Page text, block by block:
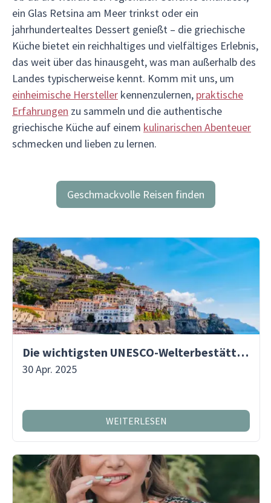
ein Glas Retsina am Meer trinkst oder ein
jahrhundertealtes Dessert genießt – die griechische
Küche bietet ein reichhaltiges und vielfältiges Erlebnis,
das weit über das hinausgeht, was man außerhalb des
Landes typischerweise kennt. Komm mit uns, um
einheimische Hersteller kennenzulernen, praktische
Erfahrungen zu sammeln und die authentische
griechische Küche auf einem kulinarischen Abenteuer
schmecken und lieben zu lernen.
Geschmackvolle Reisen finden
Die wichtigsten UNESCO-Welterbestätten in Italien
30 Apr. 2025
WEITERLESEN